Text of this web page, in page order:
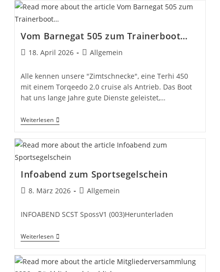
2026
Vom Barnegat 505 zum Trainerboot…
Beitrag
18. April 2026
Beitrags-
Allgemein
Alle kennen unsere "Zimtschnecke", eine Terhi 450
mit einem Torqeedo 2.0 cruise als Antrieb. Das Boot
hat uns lange Jahre gute Dienste geleistet,…
WeiterlesenVom
Barnegat
Zum
Infoabend zum Sportsegelschein
Beitrag
8. März 2026
Beitrags-
Allgemein
INFOABEND SCST SpossV1 (003)Herunterladen
WeiterlesenInfoabend
Zum